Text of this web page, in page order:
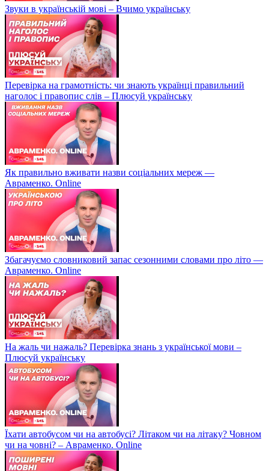
Звуки в українській мові – Вчимо українську
Перевірка на грамотність: чи знають українці правильний
наголос і правопис слів – Плюсуй українську
Як правильно вживати назви соціальних мереж —
Авраменко. Online
Збагачуємо словниковий запас сезонними словами про літо —
Авраменко. Online
На жаль чи нажаль? Перевірка знань з української мови –
Плюсуй українську
Їхати автобусом чи на автобусі? Літаком чи на літаку? Човном
чи на човні? – Авраменко. Online